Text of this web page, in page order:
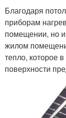
Благодаря
приборам
помещении, но
жилом
тепло, которое
поверхности